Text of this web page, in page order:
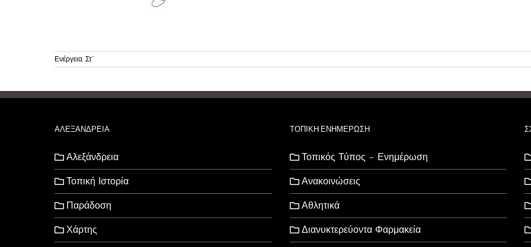
Ενέργεια, Στ΄
ΑΛΕΞΑΝΔΡΕΙΑ
Αλεξάνδρεια
Τοπική Ιστορία
Παράδοση
Χάρτης
ΤΟΠΙΚΗ ΕΝΗΜΕΡΩΣΗ
Τοπικός Τύπος – Ενημέρωση
Ανακοινώσεις
Αθλητικά
Διανυκτερεύοντα Φαρμακεία